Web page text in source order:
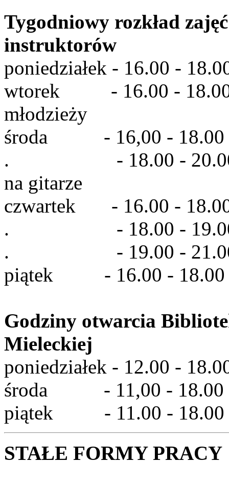
Tygodniowy rozkład
instruktorów
poniedziałek - 16.00 -
wtorek - 16.00 - 18.00
młodzieży
środa - 16,00 - 18.00
. - 18.00 - 20.00
na gitarze
czwartek - 16.00 - 18.00
. - 18.00 - 19.00
. - 19.00 - 21.00
piątek - 16.00 - 18.00
Godziny otwarcia
Mieleckiej
poniedziałek - 12.00 -
środa - 11,00 - 18.00
piątek - 11.00 - 18.00
STAŁE FORMY PRACY